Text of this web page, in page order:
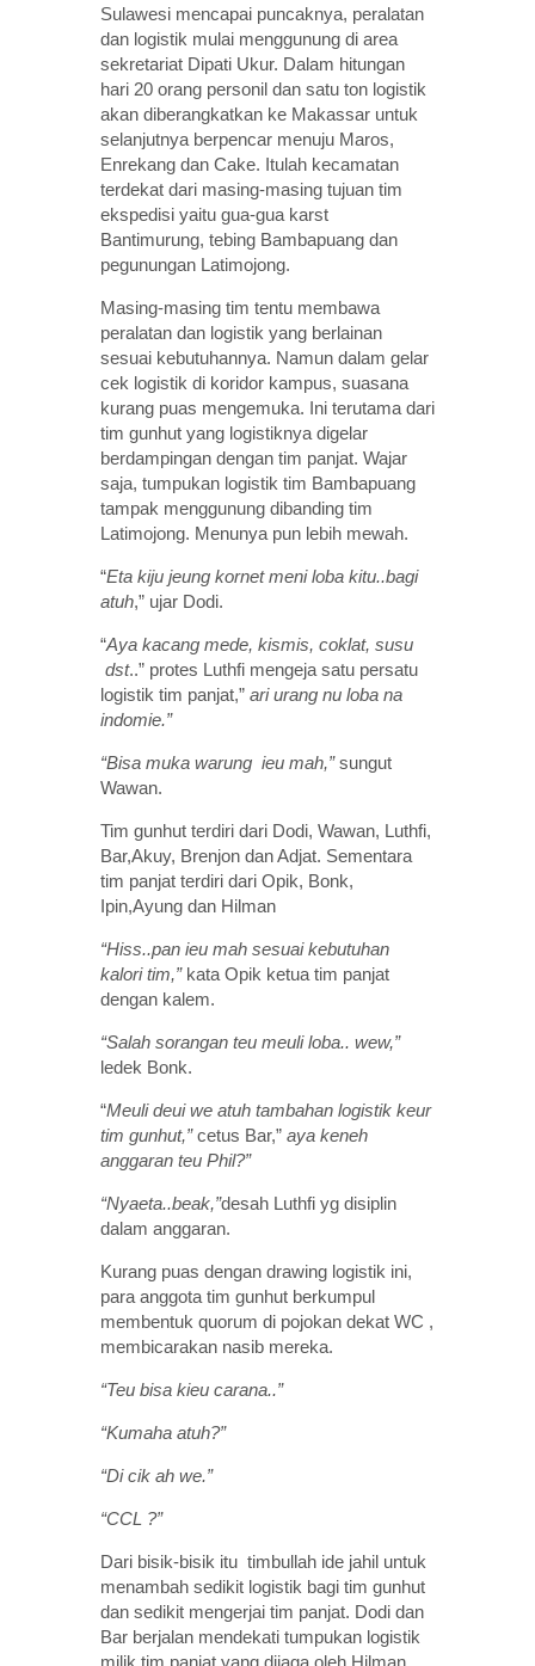
Sulawesi mencapai puncaknya, peralatan
dan logistik mulai menggunung di area
sekretariat Dipati Ukur. Dalam hitungan
hari 20 orang personil dan satu ton logistik
akan diberangkatkan ke Makassar untuk
selanjutnya berpencar menuju Maros,
Enrekang dan Cake. Itulah kecamatan
terdekat dari masing-masing tujuan tim
ekspedisi yaitu gua-gua karst
Bantimurung, tebing Bambapuang dan
pegunungan Latimojong.
Masing-masing tim tentu membawa
peralatan dan logistik yang berlainan
sesuai kebutuhannya. Namun dalam gelar
cek logistik di koridor kampus, suasana
kurang puas mengemuka. Ini terutama dari
tim gunhut yang logistiknya digelar
berdampingan dengan tim panjat. Wajar
saja, tumpukan logistik tim Bambapuang
tampak menggunung dibanding tim
Latimojong. Menunya pun lebih mewah.
“Eta kiju jeung kornet meni loba kitu..bagi
atuh,” ujar Dodi.
“Aya kacang mede, kismis, coklat, susu
dst..” protes Luthfi mengeja satu persatu
logistik tim panjat,” ari urang nu loba na
indomie.”
“Bisa muka warung ieu mah,”sungut
Wawan.
Tim gunhut terdiri dari Dodi, Wawan, Luthfi,
Bar,Akuy, Brenjon dan Adjat. Sementara
tim panjat terdiri dari Opik, Bonk,
Ipin,Ayung dan Hilman
“Hiss..pan ieu mah sesuai kebutuhan
kalori tim,”kata Opik ketua tim panjat
dengan kalem.
“Salah sorangan teu meuli loba.. wew,”
ledek Bonk.
“Meuli deui we atuh tambahan logistik keur
tim gunhut,”cetus Bar,” aya keneh
anggaran teu Phil?”
“Nyaeta..beak,”desah Luthfi yg disiplin
dalam anggaran.
Kurang puas dengan drawing logistik ini,
para anggota tim gunhut berkumpul
membentuk quorum di pojokan dekat WC ,
membicarakan nasib mereka.
“Teu bisa kieu carana..”
“Kumaha atuh?”
“Di cik ah we.”
“CCL ?”
Dari bisik-bisik itu timbullah ide jahil untuk
menambah sedikit logistik bagi tim gunhut
dan sedikit mengerjai tim panjat. Dodi dan
Bar berjalan mendekati tumpukan logistik
milik tim panjat yang dijaga oleh Hilman